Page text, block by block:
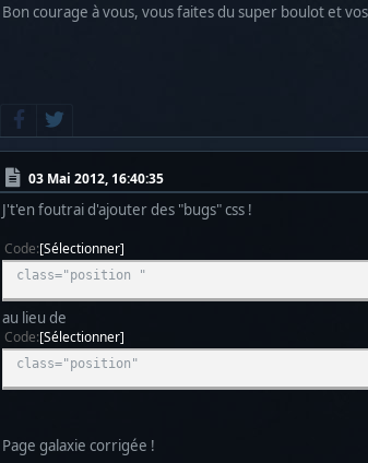
Bon courage à vous, vous faites du super boulot et
03 Mai 2012, 16:40:35
J't'en foutrai d'ajouter des "bugs" css !
Code Sélectionner
class="position "
au lieu de
Code Sélectionner
class="position"
Page galaxie corrigée !